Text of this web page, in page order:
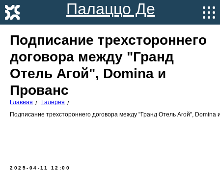
Палаццо Де
Подписание трехстороннего
договора между "Гранд
Отель Агой", Domina и
Прованс
Главная / Галерея /
Подписание трехстороннего договора между "Гранд Отель Агой", Domina
2025-04-11 12:00